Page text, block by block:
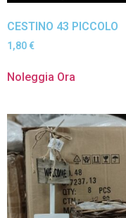
CESTINO 43 PICCOLO
1,80 €
Noleggia Ora